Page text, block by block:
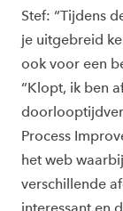
Stef: “Tijdens
je uitgebreid
ook voor een
“Klopt, ik ben
Process
het web
verschillende